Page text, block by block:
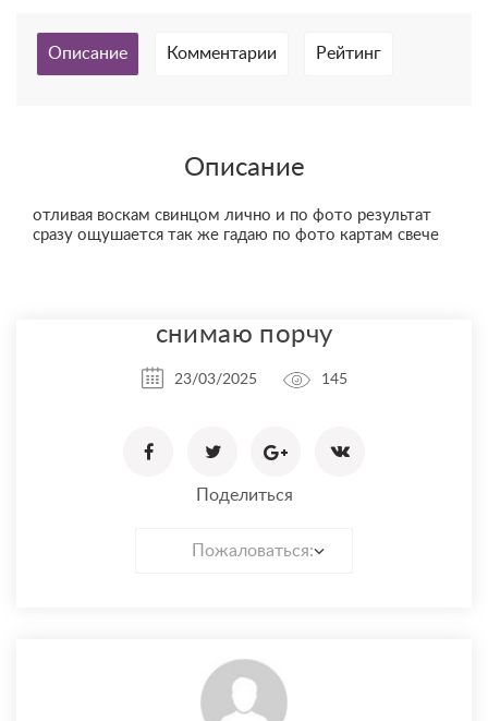
Описание Комментарии Рейтинг
Описание
отливая воскам свинцом лично и по фото результат
сразу ощушается так же гадаю по фото картам свече
снимаю порчу
23/03/2025 145
Поделиться
Пожаловаться: